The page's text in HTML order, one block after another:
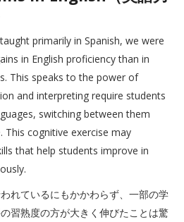
primarily in Spanish, we were
in English proficiency than in
This speaks to the power of
and interpreting require students
switching between them
This cognitive exercise may
that help students improve in
れているにもかかわらず、一部の学
習熟度の方が大きく伸びたことは驚